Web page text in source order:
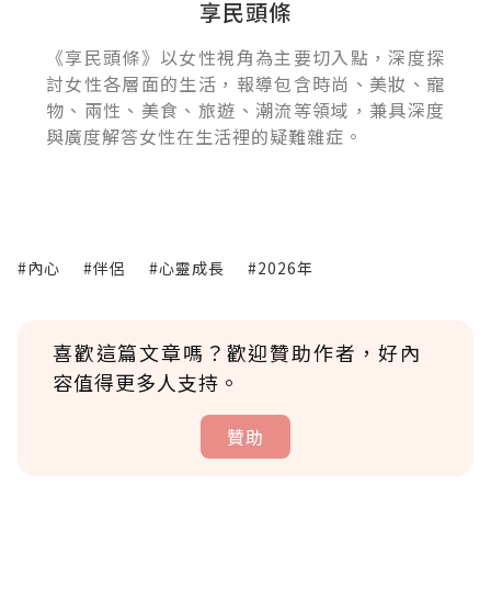
享民頭條
《享民頭條》以女性視角為主要切入點，深度探
討女性各層面的生活，報導包含時尚、美妝、寵
物、兩性、美食、旅遊、潮流等領域，兼具深度
與廣度解答女性在生活裡的疑難雜症。
#內心 #伴侶 #心靈成長 #2026年
喜歡這篇文章嗎？歡迎贊助作者，好內
容值得更多人支持。
贊助